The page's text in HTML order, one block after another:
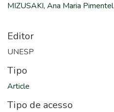
MIZUSAKI, Ana Maria Pimentel
Editor
UNESP
Tipo
Article
Tipo de acesso